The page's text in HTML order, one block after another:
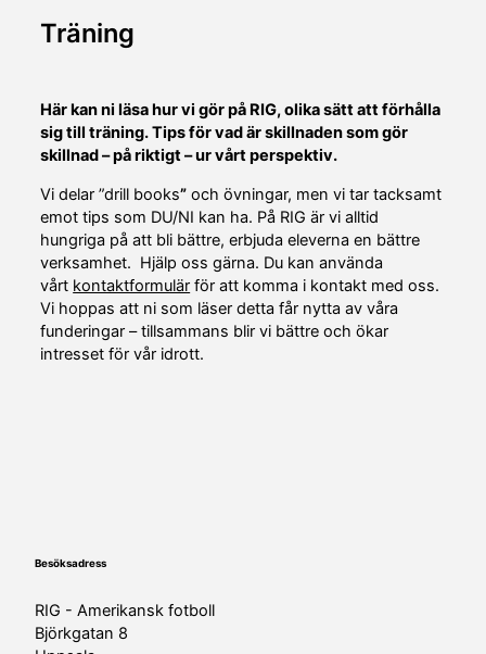
Träning
Här kan ni läsa hur vi gör på RIG, olika sätt att förhålla
sig till träning. Tips för vad är skillnaden som gör
skillnad – på riktigt – ur vårt perspektiv.
Vi delar ”drill books” och övningar, men vi tar tacksamt
emot tips som DU/NI kan ha. På RIG är vi alltid
hungriga på att bli bättre, erbjuda eleverna en bättre
verksamhet. Hjälp oss gärna. Du kan använda
vårt kontaktformulär för att komma i kontakt med oss.
Vi hoppas att ni som läser detta får nytta av våra
funderingar – tillsammans blir vi bättre och ökar
intresset för vår idrott.
Besöksadress
RIG - Amerikansk fotboll
Björkgatan 8